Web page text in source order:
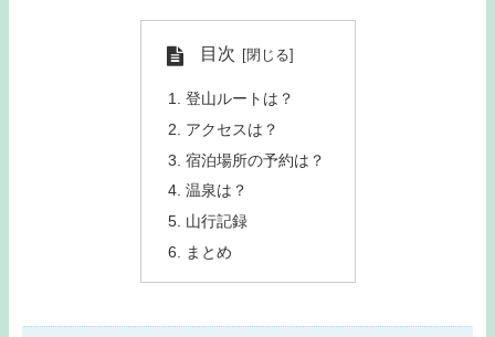
目次
登山ルートは？
アクセスは？
宿泊場所の予約は？
温泉は？
山行記録
まとめ